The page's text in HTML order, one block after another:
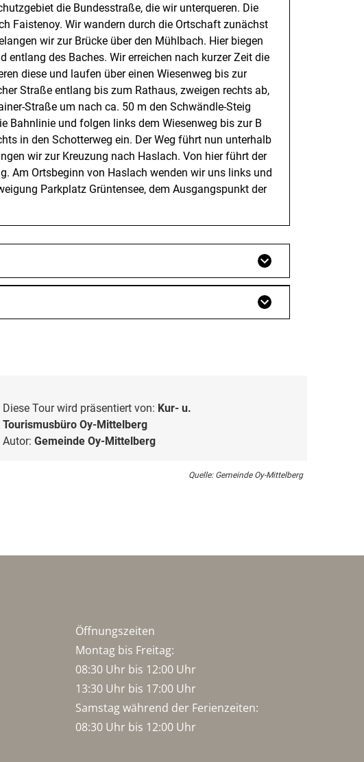
die Bundesstraße, die wir unterqueren. Die
Faistenoy. Wir wandern durch die Ortschaft zunächst
wir zur Brücke über den Mühlbach. Hier biegen
des Baches. Wir erreichen nach kurzer Zeit die
diese und laufen über einen Wiesenweg bis zur
Straße entlang bis zum Rathaus, zweigen rechts ab,
Straße um nach ca. 50 m den Schwändle-Steig
Bahnlinie und folgen links dem Wiesenweg bis zur B
in den Schotterweg ein. Der Weg führt nun unterhalb
wir zur Kreuzung nach Haslach. Von hier führt der
Am Ortsbeginn von Haslach wenden wir uns links und
Parkplatz Grüntensee, dem Ausgangspunkt der
Diese Tour wird präsentiert von: Kur- u.
Tourismusbüro Oy-Mittelberg
Autor: Gemeinde Oy-Mittelberg
Quelle: Gemeinde Oy-Mittelberg
Öffnungszeiten
Montag bis Freitag:
08:30 Uhr bis 12:00 Uhr
13:30 Uhr bis 17:00 Uhr
Samstag während der Ferienzeiten:
08:30 Uhr bis 12:00 Uhr